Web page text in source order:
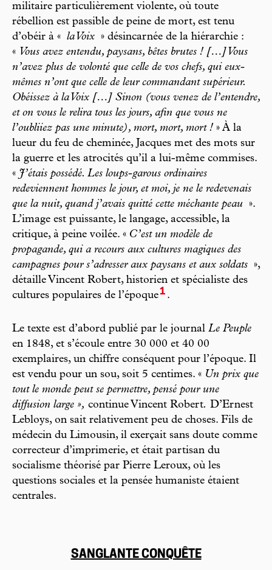
militaire particulièrement violente, où toute
rébellion est passible de peine de mort, est tenu
d’obéir à « la Voix » désincarnée de la hiérarchie :
« Vous avez entendu, paysans, bêtes brutes ! […] Vous
n’avez plus de volonté que celle de vos chefs, qui eux-
mêmes n’ont que celle de leur commandant supérieur.
Obéissez à la Voix […] Sinon (vous venez de l’entendre,
et on vous le relira tous les jours, afin que vous ne
l’oubliiez pas une minute), mort, mort, mort ! » À la
lueur du feu de cheminée, Jacques met des mots sur
la guerre et les atrocités qu’il a lui-même commises.
« J’étais possédé. Les loups-garous ordinaires
redeviennent hommes le jour, et moi, je ne le redevenais
que la nuit, quand j’avais quitté cette méchante peau ».
L’image est puissante, le langage, accessible, la
critique, à peine voilée. « C’est un modèle de
propagande, qui a recours aux cultures magiques des
campagnes pour s’adresser aux paysans et aux soldats »,
détaille Vincent Robert, historien et spécialiste des
cultures populaires de l’époque1 .
Le texte est d’abord publié par le journal Le Peuple
en 1848, et s’écoule entre 30 000 et 40 00
exemplaires, un chiffre conséquent pour l’époque. Il
est vendu pour un sou, soit 5 centimes. « Un prix que
tout le monde peut se permettre, pensé pour une
diffusion large », continue Vincent Robert. D’Ernest
Lebloys, on sait relativement peu de choses. Fils de
médecin du Limousin, il exerçait sans doute comme
correcteur d’imprimerie, et était partisan du
socialisme théorisé par Pierre Leroux, où les
questions sociales et la pensée humaniste étaient
centrales.
SANGLANTE CONQUÊTE